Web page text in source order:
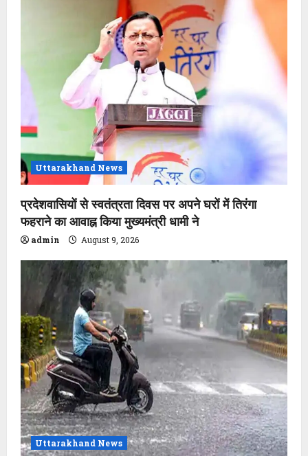
Uttarakhand News
प्रदेशवासियों से स्वतंत्रता दिवस पर अपने घरों में तिरंगा
फहराने का आवाह्न किया मुख्यमंत्री धामी ने
admin August 9, 2026
Uttarakhand News